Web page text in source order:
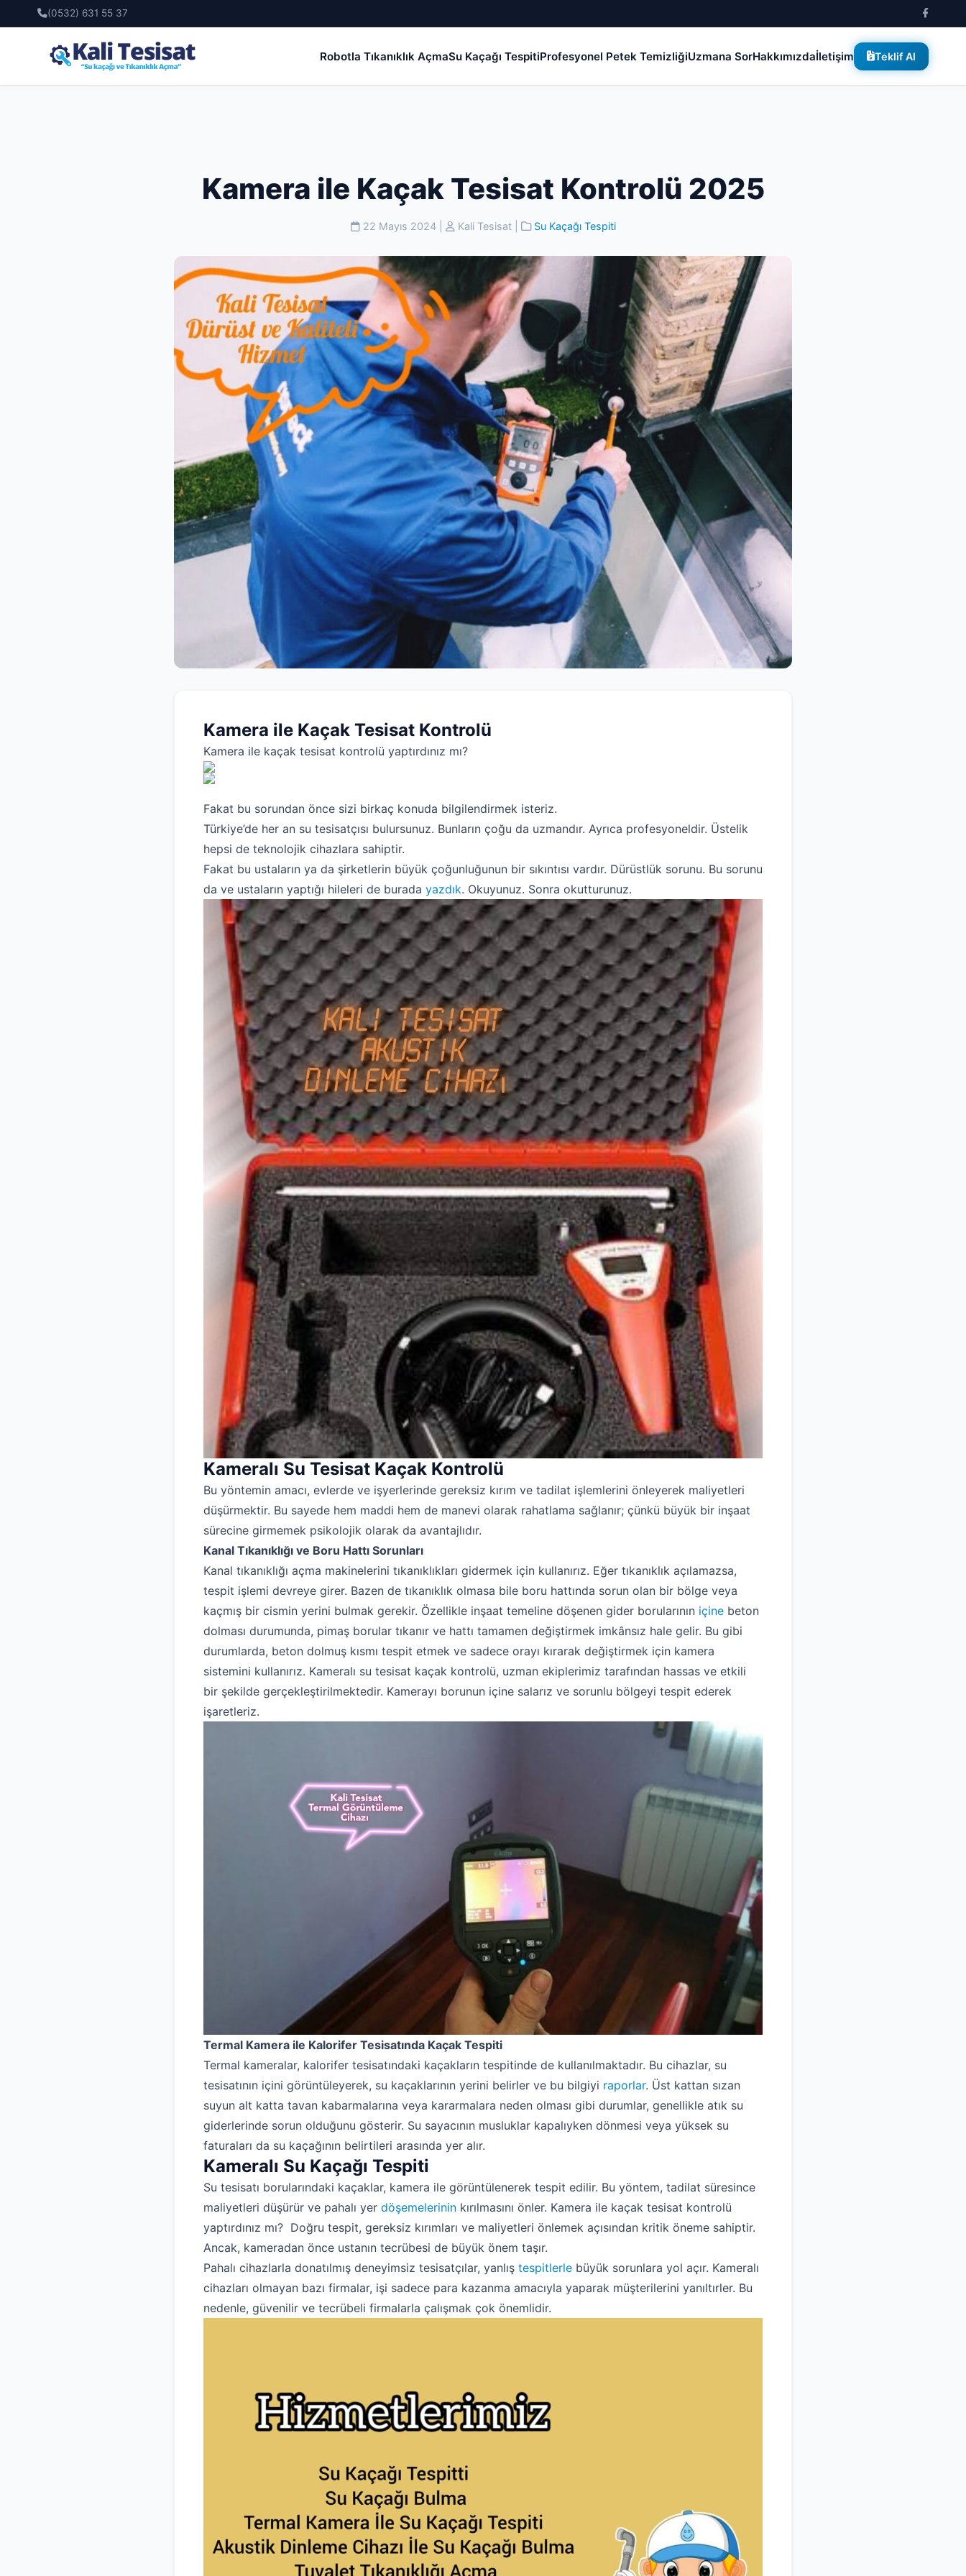
(0532) 631 55 37
Robotla Tıkanıklık AçmaSu Kaçağı TespitiProfesyonel Petek TemizliğiUzmana SorHakkımızdaİletişim Teklif Al
Robotla Tıkanıklık Açma
Su Kaçağı Tespiti
Profesyonel Petek Temizliği
Uzmana Sor
Hakkımızda
İletişim
Kamera ile Kaçak Tesisat Kontrolü 2025
22 Mayıs 2024| Kali Tesisat| Su Kaçağı Tespiti
Kamera ile Kaçak Tesisat Kontrolü
Kamera ile kaçak tesisat kontrolü yaptırdınız mı?
Fakat bu sorundan önce sizi birkaç konuda bilgilendirmek isteriz.
Türkiye’de her an su tesisatçısı bulursunuz. Bunların çoğu da uzmandır. Ayrıca profesyoneldir. Üstelik
hepsi de teknolojik cihazlara sahiptir.
Fakat bu ustaların ya da şirketlerin büyük çoğunluğunun bir sıkıntısı vardır. Dürüstlük sorunu. Bu sorunu
da ve ustaların yaptığı hileleri de burada yazdık. Okuyunuz. Sonra okutturunuz.
Kameralı Su Tesisat Kaçak Kontrolü
Bu yöntemin amacı, evlerde ve işyerlerinde gereksiz kırım ve tadilat işlemlerini önleyerek maliyetleri
düşürmektir. Bu sayede hem maddi hem de manevi olarak rahatlama sağlanır; çünkü büyük bir inşaat
sürecine girmemek psikolojik olarak da avantajlıdır.
Kanal Tıkanıklığı ve Boru Hattı Sorunları
Kanal tıkanıklığı açma makinelerini tıkanıklıkları gidermek için kullanırız. Eğer tıkanıklık açılamazsa,
tespit işlemi devreye girer. Bazen de tıkanıklık olmasa bile boru hattında sorun olan bir bölge veya
kaçmış bir cismin yerini bulmak gerekir. Özellikle inşaat temeline döşenen gider borularının içine beton
dolması durumunda, pimaş borular tıkanır ve hattı tamamen değiştirmek imkânsız hale gelir. Bu gibi
durumlarda, beton dolmuş kısmı tespit etmek ve sadece orayı kırarak değiştirmek için kamera
sistemini kullanırız. Kameralı su tesisat kaçak kontrolü, uzman ekiplerimiz tarafından hassas ve etkili
bir şekilde gerçekleştirilmektedir. Kamerayı borunun içine salarız ve sorunlu bölgeyi tespit ederek
işaretleriz.
Termal Kamera ile Kalorifer Tesisatında Kaçak Tespiti
Termal kameralar, kalorifer tesisatındaki kaçakların tespitinde de kullanılmaktadır. Bu cihazlar, su
tesisatının içini görüntüleyerek, su kaçaklarının yerini belirler ve bu bilgiyi raporlar. Üst kattan sızan
suyun alt katta tavan kabarmalarına veya kararmalara neden olması gibi durumlar, genellikle atık su
giderlerinde sorun olduğunu gösterir. Su sayacının musluklar kapalıyken dönmesi veya yüksek su
faturaları da su kaçağının belirtileri arasında yer alır.
Kameralı Su Kaçağı Tespiti
Su tesisatı borularındaki kaçaklar, kamera ile görüntülenerek tespit edilir. Bu yöntem, tadilat süresince
maliyetleri düşürür ve pahalı yer döşemelerinin kırılmasını önler. Kamera ile kaçak tesisat kontrolü
yaptırdınız mı? Doğru tespit, gereksiz kırımları ve maliyetleri önlemek açısından kritik öneme sahiptir.
Ancak, kameradan önce ustanın tecrübesi de büyük önem taşır.
Pahalı cihazlarla donatılmış deneyimsiz tesisatçılar, yanlış tespitlerle büyük sorunlara yol açır. Kameralı
cihazları olmayan bazı firmalar, işi sadece para kazanma amacıyla yaparak müşterilerini yanıltırler. Bu
nedenle, güvenilir ve tecrübeli firmalarla çalışmak çok önemlidir.